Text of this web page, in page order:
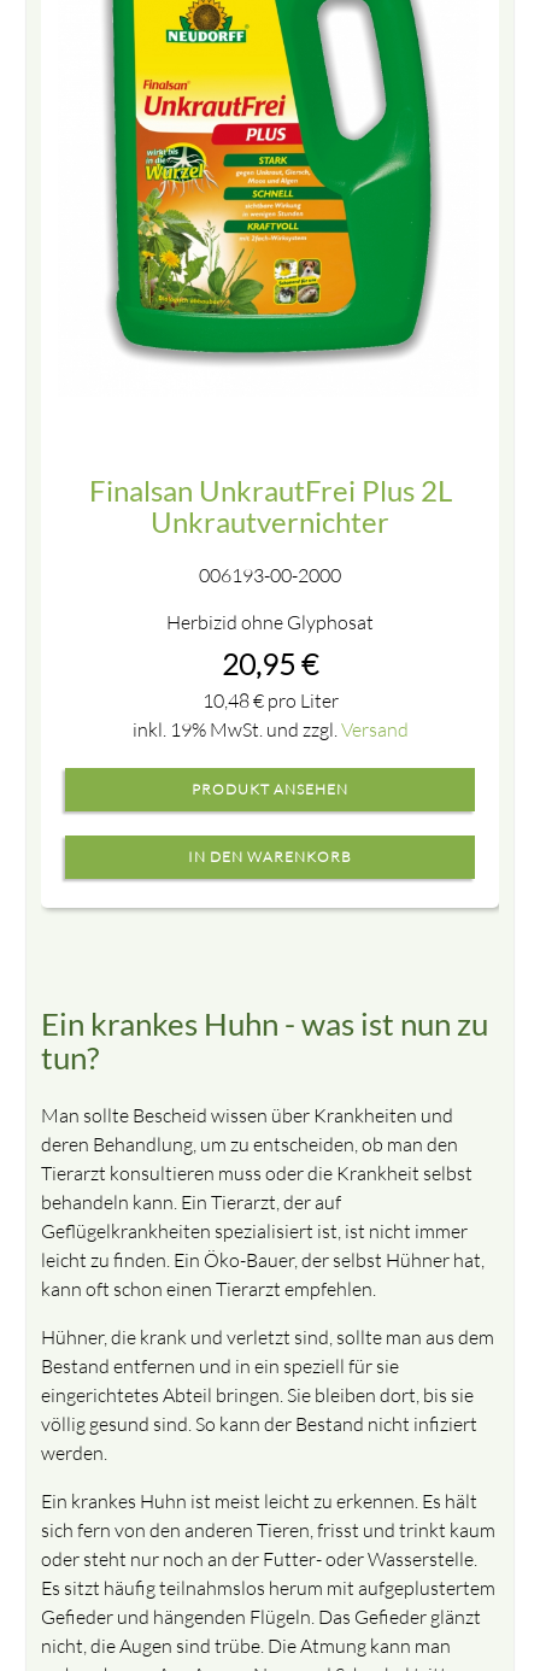
Finalsan UnkrautFrei Plus 2L
Unkrautvernichter
006193-00-2000
Herbizid ohne Glyphosat
20,95 €
10,48€pro Liter
inkl. 19% MwSt. und zzgl. Versand
PRODUKT ANSEHEN
Ein krankes Huhn - was ist nun zu
tun?
Man sollte Bescheid wissen über Krankheiten und
deren Behandlung, um zu entscheiden, ob man den
Tierarzt konsultieren muss oder die Krankheit selbst
behandeln kann. Ein Tierarzt, der auf
Geflügelkrankheiten spezialisiert ist, ist nicht immer
leicht zu finden. Ein Öko-Bauer, der selbst Hühner hat,
kann oft schon einen Tierarzt empfehlen.
Hühner, die krank und verletzt sind, sollte man aus dem
Bestand entfernen und in ein speziell für sie
eingerichtetes Abteil bringen. Sie bleiben dort, bis sie
völlig gesund sind. So kann der Bestand nicht infiziert
werden.
Ein krankes Huhn ist meist leicht zu erkennen. Es hält
sich fern von den anderen Tieren, frisst und trinkt kaum
oder steht nur noch an der Futter- oder Wasserstelle.
Es sitzt häufig teilnahmslos herum mit aufgeplustertem
Gefieder und hängenden Flügeln. Das Gefieder glänzt
nicht, die Augen sind trübe. Die Atmung kann man